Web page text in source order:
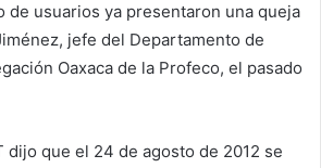
de usuarios ya presentaron una queja
jefe del Departamento de
Oaxaca de la Profeco, el pasado
dijo que el 24 de agosto de 2012 se